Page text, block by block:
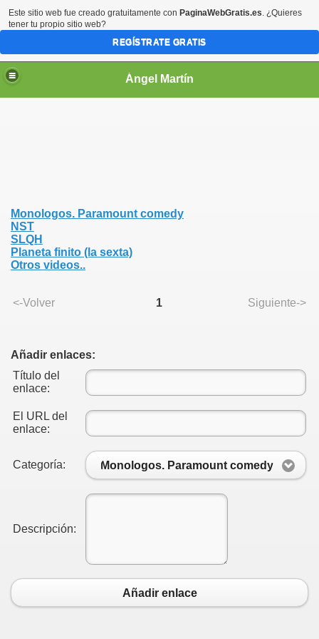
Ángel Martín
Monologos. Paramount comedy
NST
SLQH
Planeta finito (la sexta)
Otros videos..
<-Volver 1 Siguiente->
Añadir enlaces:
Título del
enlace:
El URL del
enlace:
Categoría: Monologos. Paramount comedy
Descripción:
Añadir enlace
Este sitio web fue creado gratuitamente con PaginaWebGratis.es. ¿Quieres
tener tu propio sitio web?
REGÍSTRATE GRATIS